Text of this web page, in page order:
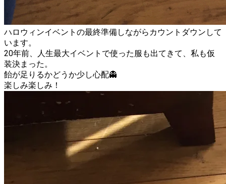
ハロウィンイベントの最終準備しながらカウントダウンして
います。
20年前、人生最大イベントで使った服も出てきて、私も仮
装決まった。
飴が足りるかどうか少し心配👻
楽しみ楽しみ！